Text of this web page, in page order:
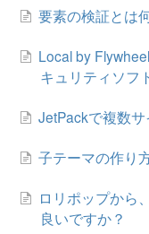
要素の検証とは
Local by
キュリティソフ
JetPackで複数
子テーマの作り
ロリポップから
良いですか？